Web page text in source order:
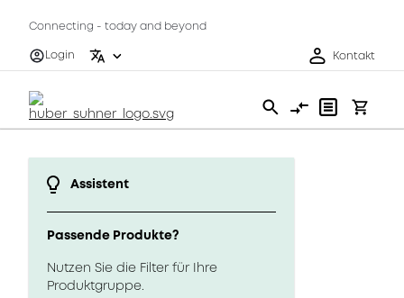
Connecting - today and beyond
Login
Kontakt
Assistent
Passende Produkte?
Nutzen Sie die Filter für Ihre
Produktgruppe.